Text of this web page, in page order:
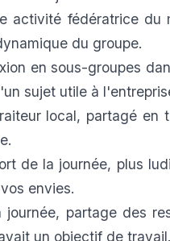
activité fédératrice du
du groupe.
en sous-groupes
sujet utile à
local, partagé en
de la journée, plus
envies.
partage des
un objectif de